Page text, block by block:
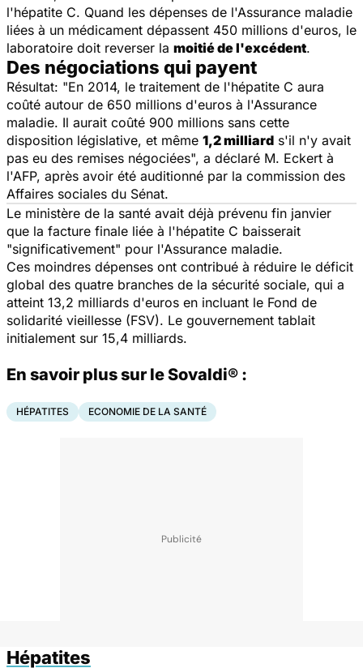
l'hépatite C. Quand les dépenses de l'Assurance maladie
liées à un médicament dépassent 450 millions d'euros, le
laboratoire doit reverser la moitié de l'excédent.
Des négociations qui payent
Résultat: "En 2014, le traitement de l'hépatite C aura
coûté autour de 650 millions d'euros à l'Assurance
maladie. Il aurait coûté 900 millions sans cette
disposition législative, et même 1,2 milliard s'il n'y avait
pas eu des remises négociées", a déclaré M. Eckert à
l'AFP, après avoir été auditionné par la commission des
Affaires sociales du Sénat.
Le ministère de la santé avait déjà prévenu fin janvier
que la facture finale liée à l'hépatite C baisserait
"significativement" pour l'Assurance maladie.
Ces moindres dépenses ont contribué à réduire le déficit
global des quatre branches de la sécurité sociale, qui a
atteint 13,2 milliards d'euros en incluant le Fond de
solidarité vieillesse (FSV). Le gouvernement tablait
initialement sur 15,4 milliards.
En savoir plus sur le Sovaldi® :
HÉPATITES ECONOMIE DE LA SANTÉ
Hépatites